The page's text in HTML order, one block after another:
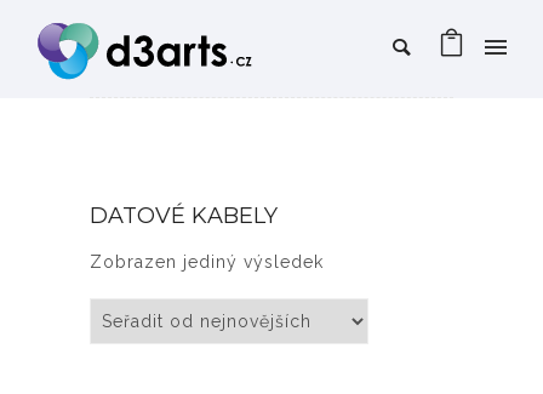
DATOVÉ KABELY
Zobrazen jediný výsledek